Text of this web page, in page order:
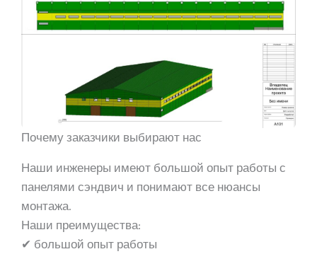
Почему заказчики выбирают нас
Наши инженеры имеют большой опыт работы с
панелями сэндвич и понимают все нюансы
монтажа.
Наши преимущества:
✔ большой опыт работы